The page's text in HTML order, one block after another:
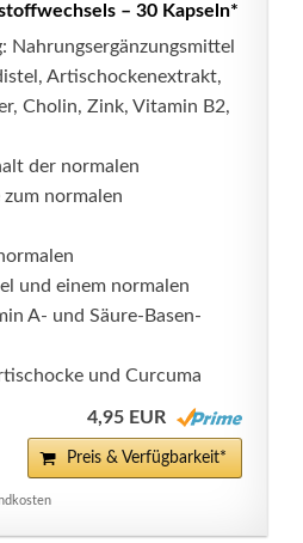
– 30 Kapseln*
Nahrungsergänzungsmittel
Artischockenextrakt,
Cholin, Zink, Vitamin B2,
der normalen
normalen
und einem normalen
A- und Säure-Basen-
und Curcuma
4,95 EUR
Preis & Verfügbarkeit*